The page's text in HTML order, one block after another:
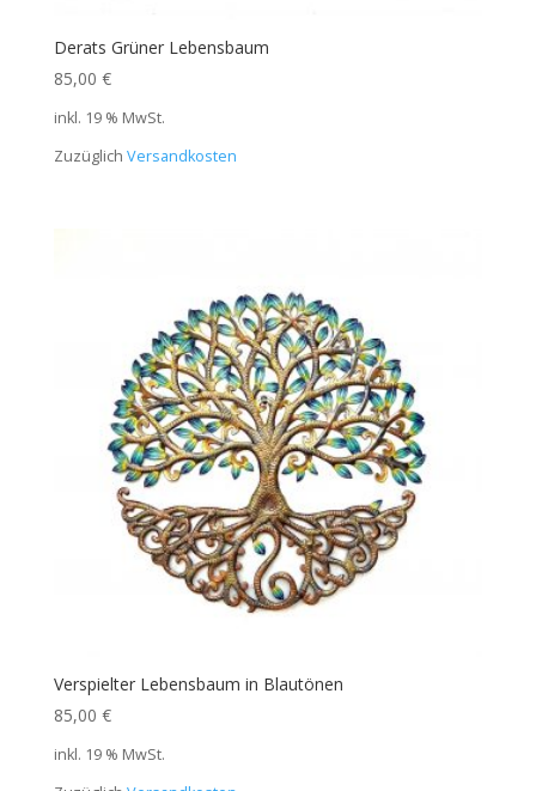
Derats Grüner Lebensbaum
85,00 €
inkl. 19 % MwSt.
Zuzüglich Versandkosten
Verspielter Lebensbaum in Blautönen
85,00 €
inkl. 19 % MwSt.